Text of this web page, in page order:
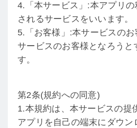
4.「本サービス」:本アプリ
されるサービスをいいます。
5.「お客様」:本サービスの
サービスのお客様となろうと
す。
第2条(規約への同意)
1.本規約は、本サービスの提
アプリを自己の端末にダウン